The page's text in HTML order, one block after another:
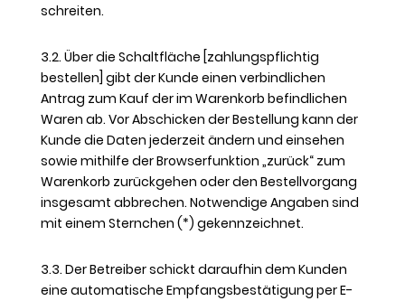
schreiten.
3.2. Über die Schaltfläche [zahlungspflichtig
bestellen] gibt der Kunde einen verbindlichen
Antrag zum Kauf der im Warenkorb befindlichen
Waren ab. Vor Abschicken der Bestellung kann der
Kunde die Daten jederzeit ändern und einsehen
sowie mithilfe der Browserfunktion „zurück“ zum
Warenkorb zurückgehen oder den Bestellvorgang
insgesamt abbrechen. Notwendige Angaben sind
mit einem Sternchen (*) gekennzeichnet.
3.3. Der Betreiber schickt daraufhin dem Kunden
eine automatische Empfangsbestätigung per E-